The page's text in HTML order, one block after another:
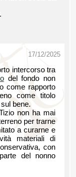
17/12/2025
intercorso tra
del fondo non
come rapporto
come titolo
sul bene.
non ha mai
per trarne
a curarne e
materiali di
con
del nonno